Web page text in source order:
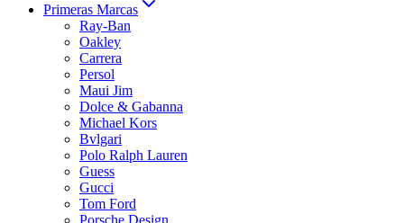
Primeras Marcas
Ray-Ban
Oakley
Carrera
Persol
Maui Jim
Dolce & Gabanna
Michael Kors
Bvlgari
Polo Ralph Lauren
Guess
Gucci
Tom Ford
Porsche Design